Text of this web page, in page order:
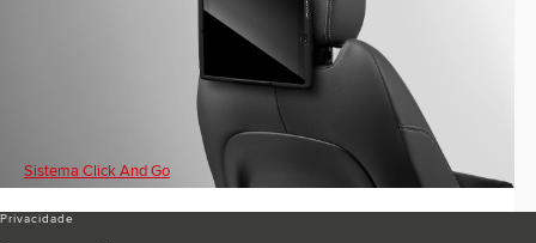
Sistema Click And Go
Privacidade